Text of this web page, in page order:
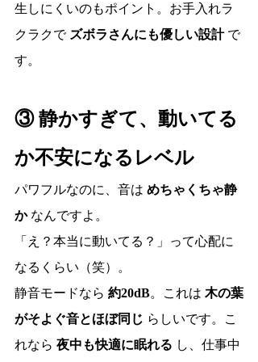
生しにくいのもポイント。お手入れラ
クラクで ズボラさんにも優しい設計 で
す。
③ 静かすぎて、動いてる
か不安になるレベル
パワフルなのに、音は めちゃくちゃ静
か なんですよ。
「え？本当に動いてる？」って心配に
なるくらい（笑）。
静音モードなら 約20dB。これは 木の葉
がそよぐ音とほぼ同じ らしいです。こ
れなら 夜中も快適に眠れる し、仕事中